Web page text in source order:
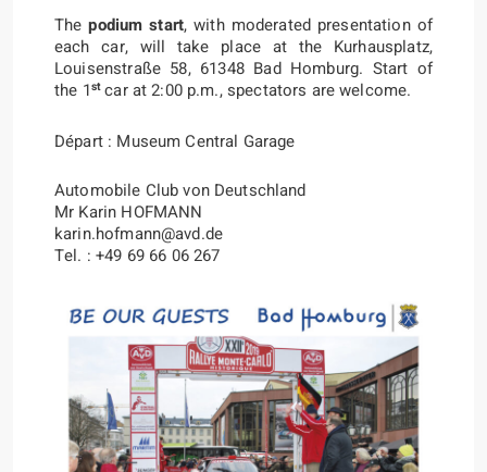
Thepodium start, with moderated presentation of
each car, will take place at the Kurhausplatz,
Louisenstraße 58, 61348 Bad Homburg. Start of
the 1stcar at 2:00 p.m., spectators are welcome.
Départ : Museum Central Garage
Automobile Club von Deutschland
Mr Karin HOFMANN
karin.hofmann@avd.de
Tel. : +49 69 66 06 267